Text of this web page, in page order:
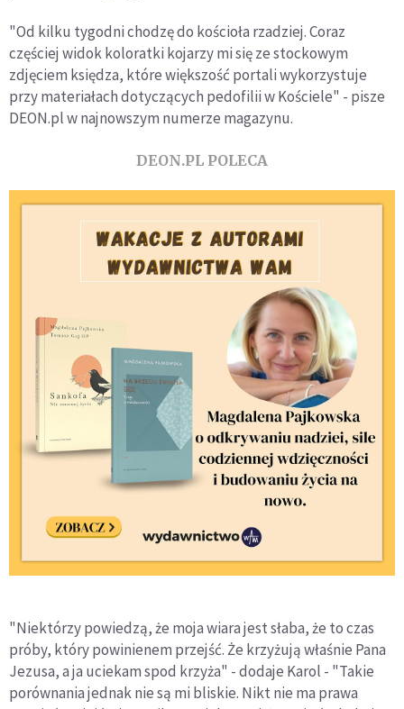
"Od kilku tygodni chodzę do kościoła rzadziej. Coraz
częściej widok koloratki kojarzy mi się ze stockowym
zdjęciem księdza, które większość portali wykorzystuje
przy materiałach dotyczących pedofilii w Kościele" - pisze
DEON.pl w najnowszym numerze magazynu.
DEON.PL POLECA
"Niektórzy powiedzą, że moja wiara jest słaba, że to czas
próby, który powinienem przejść. Że krzyżują właśnie Pana
Jezusa, a ja uciekam spod krzyża" - dodaje Karol - "Takie
porównania jednak nie są mi bliskie. Nikt nie ma prawa